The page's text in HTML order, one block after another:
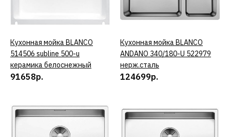
КУПИТЬ
ДОБАВИТЬ К СРАВНЕНИЮ
ДОБАВИТЬ В ПОЖЕЛАНИЯ
514506 subline 500-u
керамика белоснежный
КУПИТЬ
Кухонная мойка BLANCO
514506 subline 500-u
керамика белоснежный
91658р.
КУПИТЬ
Кухонная мойка BLANCO
ANDANO 340/180-U 522979
нерж.сталь
124699р.